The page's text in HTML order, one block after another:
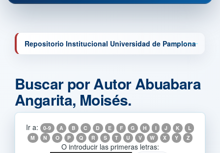
Repositorio Institucional Universidad de Pamplona
Buscar por Autor Abuabara
Angarita, Moisés.
Ir a: 0-9 A B C D E F G H I J K
L
M
N O P Q R S T U V W X Y Z
O introducir las primeras letras: